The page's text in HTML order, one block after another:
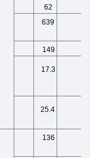
62
639
149
17.3
25.4
136